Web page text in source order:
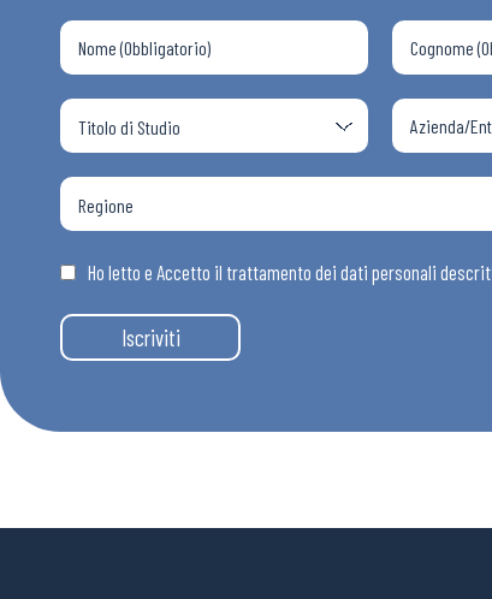
Ho letto e Accetto il trattamento dei dati personali
Iscriviti